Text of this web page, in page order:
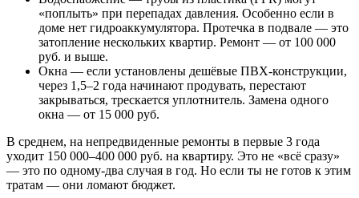
«поплыть» при перепадах давления. Особенно если в
доме нет гидроаккумулятора. Протечка в подвале — это
затопление нескольких квартир. Ремонт — от 100 000
руб. и выше.
Окна — если установлены дешёвые ПВХ-конструкции,
через 1,5–2 года начинают продувать, перестают
закрываться, трескается уплотнитель. Замена одного
окна — от 15 000 руб.
В среднем, на непредвиденные ремонты в первые 3 года
уходит 150 000–400 000 руб. на квартиру. Это не «всё сразу»
— это по одному-два случая в год. Но если ты не готов к этим
тратам — они ломают бюджет.